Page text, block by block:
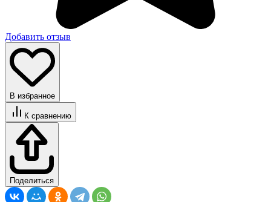
Добавить отзыв
В избранное
К сравнению
Поделиться